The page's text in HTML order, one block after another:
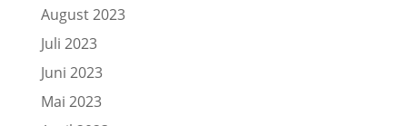
August 2023
Juli 2023
Juni 2023
Mai 2023